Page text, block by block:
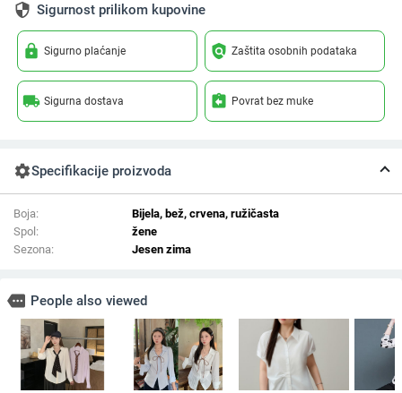
security Sigurnost prilikom kupovine
lock Sigurno plaćanje policy Zaštita osobnih podataka
local_shipping Sigurna dostava assignment_return Povrat bez muke
settingsSpecifikacije proizvoda
Boja:
Bijela, bež, crvena, ružičasta
Spol:
žene
Sezona:
Jesen zima
more People also viewed